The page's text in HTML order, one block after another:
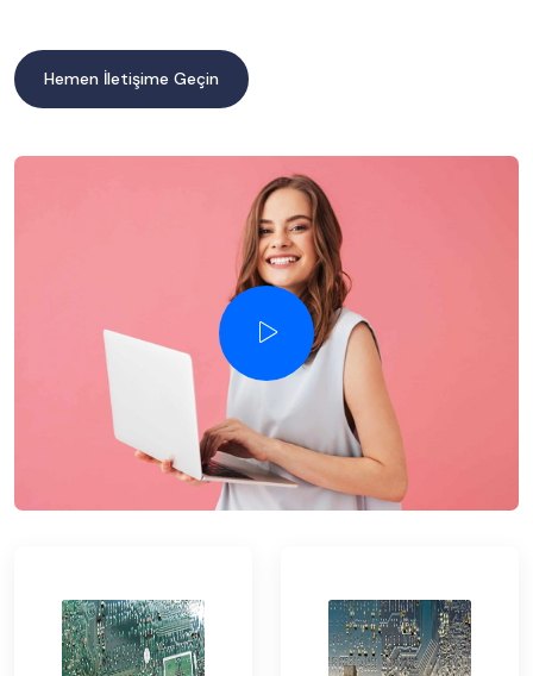
Hemen İletişime Geçin